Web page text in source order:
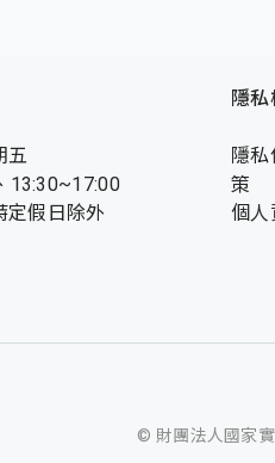
五
13:30~17:00
定假日除外
隱
隱
策
個人
© 財團法人國家